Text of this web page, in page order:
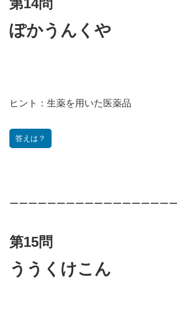
ぽかうんくや
ヒント： 生薬を用いた医薬品
答えは？
ーーーーーーーーーーーーーーーーー
第15問
ううくけこん